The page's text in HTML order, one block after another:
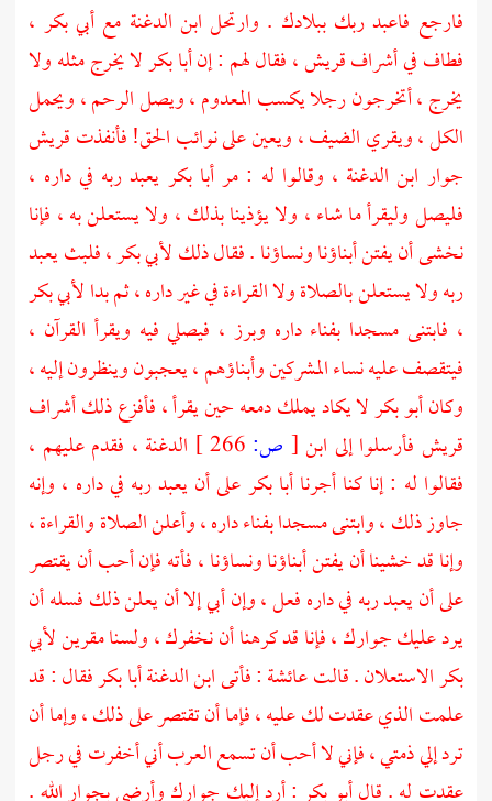
فارجع فاعبد ربك ببلادك . وارتحل ابن الدغنة معأبي بكر ،
فطاف في أشرافقريش ،فقال لهم : إنأبا بكرلا يخرج مثله ولا
يخرج ، أتخرجون رجلا يكسب المعدوم ، ويصل الرحم ، ويحمل
الكل ، ويقري الضيف ، ويعين على نوائب الحق! فأنفذتقريش
جوار ابن الدغنة ، وقالوا له : مرأبا بكر يعبد ربه في داره ،
فليصل وليقرأ ما شاء ، ولا يؤذينا بذلك ، ولا يستعلن به ، فإنا
نخشى أن يفتن أبناؤنا ونساؤنا . فقال ذلكلأبي بكر ،فلبث يعبد
ربه ولا يستعلن بالصلاة ولا القراءة في غير داره ، ثم بدالأبي بكر
، فابتنى مسجدا بفناء داره وبرز ، فيصلي فيه ويقرأ القرآن ،
فيتقصف عليه نساء المشركين وأبناؤهم ، يعجبون وينظرون إليه ،
وكانأبو بكرلا يكاد يملك دمعه حين يقرأ ، فأفزع ذلك أشراف
قريش فأرسلوا إلى ابن[ ص: الدغنة ، فقدم عليهم ،
فقالوا له : إنا كنا أجرناأبا بكرعلى أن يعبد ربه في داره ، وإنه
جاوز ذلك ، وابتنى مسجدا بفناء داره ، وأعلن الصلاة والقراءة ،
وإنا قد خشينا أن يفتن أبناؤنا ونساؤنا ، فأته فإن أحب أن يقتصر
على أن يعبد ربه في داره فعل ، وإن أبي إلا أن يعلن ذلك فسله أن
يرد عليك جوارك ، فإنا قد كرهنا أن نخفرك ، ولسنا مقرينلأبي
بكرالاستعلان . قالتعائشة: فأتىابن الدغنةأبا بكرفقال : قد
علمت الذي عقدت لك عليه ، فإما أن تقتصر على ذلك ، وإما أن
ترد إلي ذمتي ، فإني لا أحب أن تسمع العرب أني أخفرت في رجل